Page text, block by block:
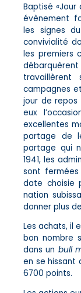
Baptisé «Jour
évènement
les signes
convivialité
les premiers
travaillèrent
campagnes
jour de repos
eux
excellentes
partage de
partage qui
1941, les
sont
date choisie
nation
donner plus
Les achats, il
bon nombre
dans un bull
en se hissant
6700 points.